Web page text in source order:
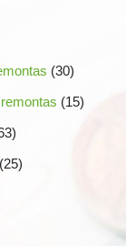
(30)
(15)
(25)